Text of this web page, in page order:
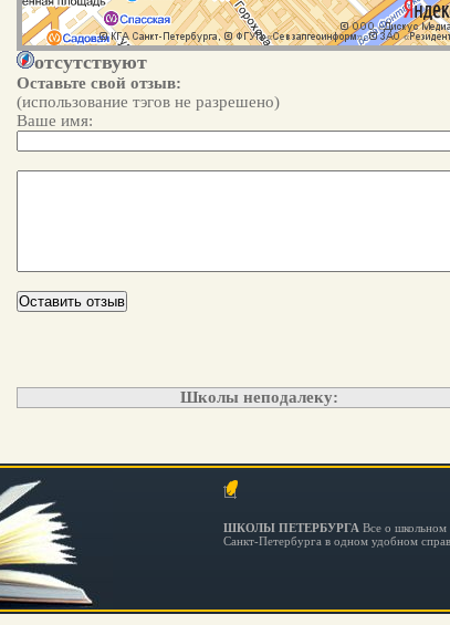
отсутствуют
Оставьте свой отзыв:
(использование тэгов не разрешено)
Ваше имя:
Школы неподалеку:
ШКОЛЫ ПЕТЕРБУРГА Все о школьном
Санкт-Петербурга в одном удобном